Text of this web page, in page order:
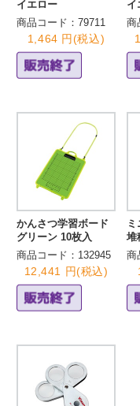
イエロー
商品コード：79711
1,464 円(税込)
イ
商
かんさつ学習ボード
グリーン 10枚入
商品コード：132945
12,441 円(税込)
堆
商